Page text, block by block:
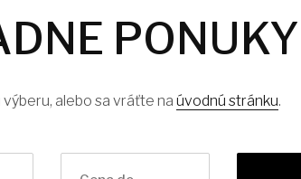
PONUKY
alebo sa vráťte na úvodnú stránku.